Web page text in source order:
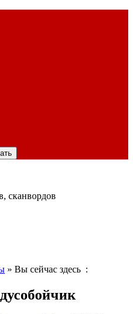
сканвордов
» Вы сейчас здесь :